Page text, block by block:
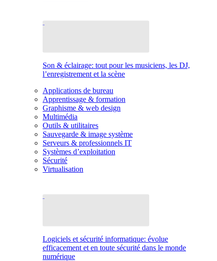
Son & éclairage: tout pour les musiciens, les DJ,
l’enregistrement et la scène
Applications de bureau
Apprentissage & formation
Graphisme & web design
Multimédia
Outils & utilitaires
Sauvegarde & image système
Serveurs & professionnels IT
Systèmes d’exploitation
Sécurité
Virtualisation
Logiciels et sécurité informatique: évolue
efficacement et en toute sécurité dans le monde
numérique